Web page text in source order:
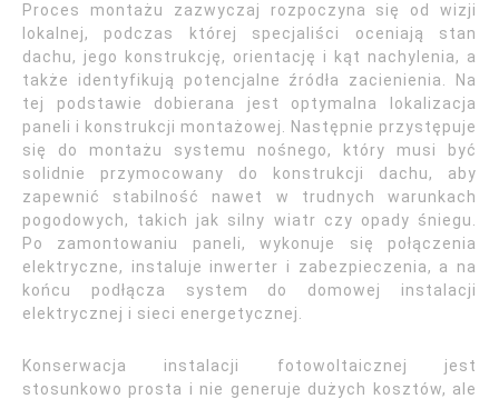
Proces montażu zazwyczaj rozpoczyna się od wizji
lokalnej, podczas której specjaliści oceniają stan
dachu, jego konstrukcję, orientację i kąt nachylenia, a
także identyfikują potencjalne źródła zacienienia. Na
tej podstawie dobierana jest optymalna lokalizacja
paneli i konstrukcji montażowej. Następnie przystępuje
się do montażu systemu nośnego, który musi być
solidnie przymocowany do konstrukcji dachu, aby
zapewnić stabilność nawet w trudnych warunkach
pogodowych, takich jak silny wiatr czy opady śniegu.
Po zamontowaniu paneli, wykonuje się połączenia
elektryczne, instaluje inwerter i zabezpieczenia, a na
końcu podłącza system do domowej instalacji
elektrycznej i sieci energetycznej.
Konserwacja instalacji fotowoltaicznej jest
stosunkowo prosta i nie generuje dużych kosztów, ale